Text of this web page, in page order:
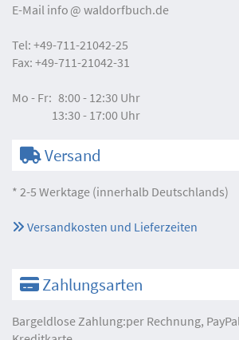
E-Mail info waldorfbuch.de
Tel: +49-711-21042-25
Fax: +49-711-21042-31
Mo - Fr: 8:00 - 12:30 Uhr
13:30 - 17:00 Uhr
Versand
* 2-5 Werktage (innerhalb Deutschlands)
Versandkosten und Lieferzeiten
Zahlungsarten
Bargeldlose Zahlung:per Rechnung,